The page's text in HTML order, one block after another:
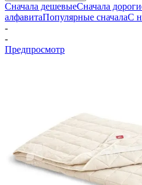
Сначала дешевыеСначала
алфавитаПопулярные сначалаС
-
-
Предпросмотр